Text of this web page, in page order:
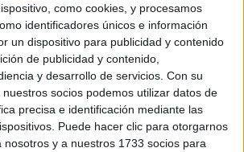
como cookies, y procesamos
identificadores únicos e información
un dispositivo para publicidad y contenido
de publicidad y contenido,
y desarrollo de servicios. Con su
socios podemos utilizar datos de
precisa e identificación mediante las
Puede hacer clic para otorgarnos
nosotros y a nuestros 1733 socios para
de la Universidad - Qué
para poder ser admitido